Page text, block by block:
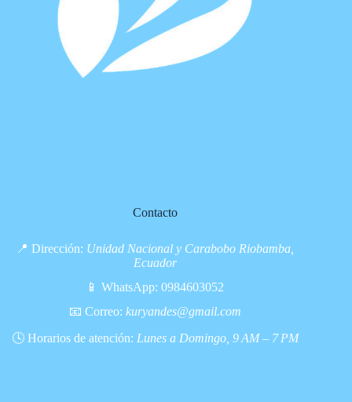
Contacto
📍 Dirección: Unidad Nacional y Carabobo Riobamba,
Ecuador
📱 WhatsApp:0984603052
📧 Correo: kuryandes@gmail.com
🕓 Horarios de atención: Lunes a Domingo, 9 AM – 7 PM